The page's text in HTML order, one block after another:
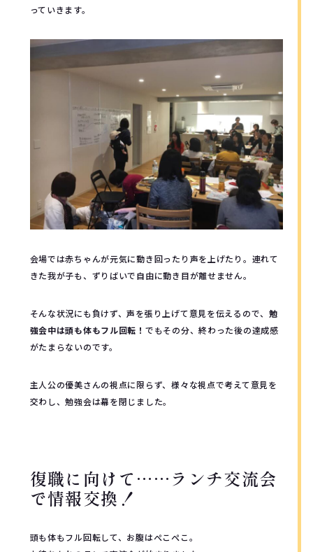
っていきます。
会場では赤ちゃんが元気に動き回ったり声を上げたり。連れて
きた我が子も、ずりばいで自由に動き目が離せません。
そんな状況にも負けず、声を張り上げて意見を伝えるので、勉
強会中は頭も体もフル回転！ でもその分、終わった後の達成感
がたまらないのです。
主人公の優美さんの視点に限らず、様々な視点で考えて意見を
交わし、勉強会は幕を閉じました。
復職に向けて……ランチ交流会
で情報交換！
頭も体もフル回転して、お腹はぺこぺこ。